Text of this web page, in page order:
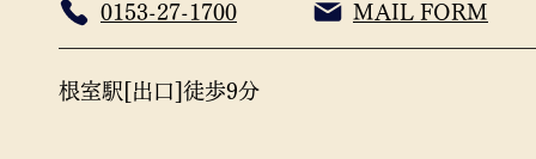
0153-27-1700 MAIL FORM
根室駅[出口]徒歩9分